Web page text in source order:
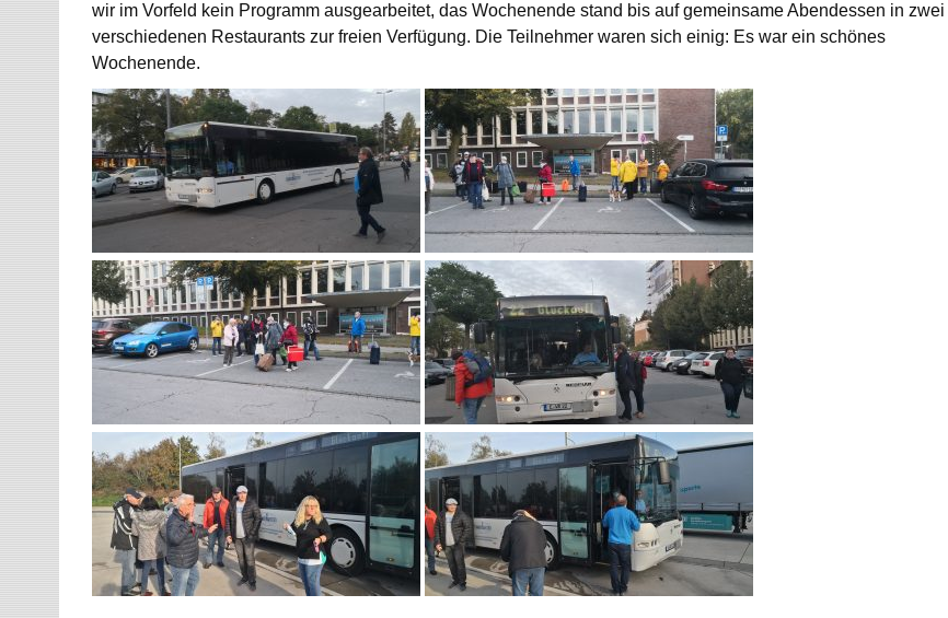
wir im Vorfeld kein Programm ausgearbeitet, das Wochenende stand bis auf gemeinsame Abendessen in zwei
verschiedenen Restaurants zur freien Verfügung. Die Teilnehmer waren sich einig: Es war ein schönes
Wochenende.